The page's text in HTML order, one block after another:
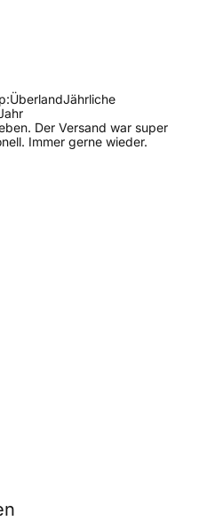
ÜberlandJährliche
Der Versand war super
Immer gerne wieder.